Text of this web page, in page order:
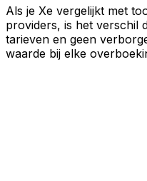
Als je Xe vergelijkt met
providers, is het verschil
tarieven en geen
waarde bij elke